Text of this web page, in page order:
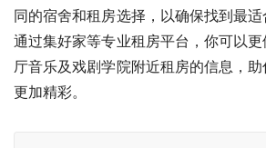
同的宿舍和租房选择，以确保找到最适
通过集好家等专业租房平台，你可以
厅音乐及戏剧学院附近租房的信息，
更加精彩。